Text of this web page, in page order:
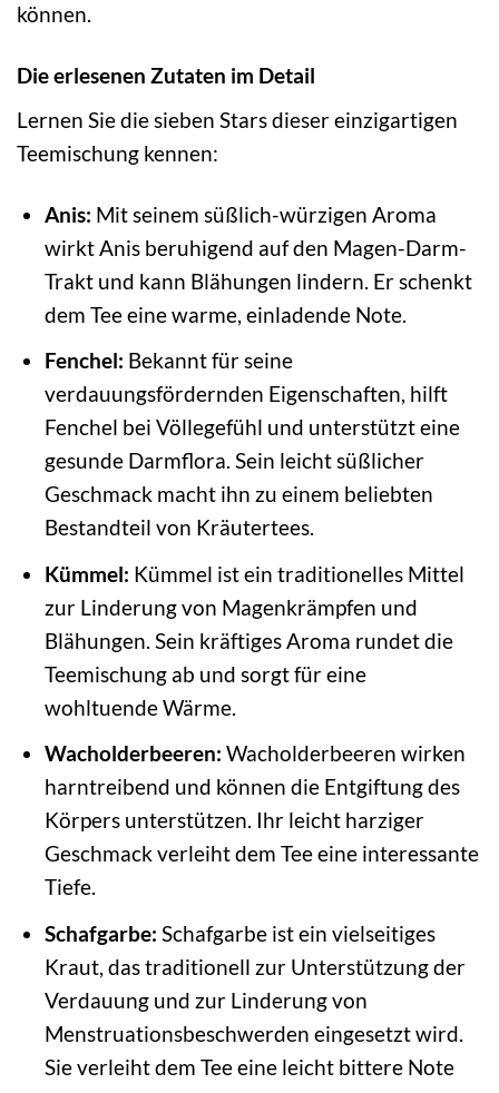
können.
Die erlesenen Zutaten im Detail
Lernen Sie die sieben Stars dieser einzigartigen
Teemischung kennen:
Anis: Mit seinem süßlich-würzigen Aroma
wirkt Anis beruhigend auf den Magen-Darm-
Trakt und kann Blähungen lindern. Er schenkt
dem Tee eine warme, einladende Note.
Fenchel: Bekannt für seine
verdauungsfördernden Eigenschaften, hilft
Fenchel bei Völlegefühl und unterstützt eine
gesunde Darmflora. Sein leicht süßlicher
Geschmack macht ihn zu einem beliebten
Bestandteil von Kräutertees.
Kümmel: Kümmel ist ein traditionelles Mittel
zur Linderung von Magenkrämpfen und
Blähungen. Sein kräftiges Aroma rundet die
Teemischung ab und sorgt für eine
wohltuende Wärme.
Wacholderbeeren: Wacholderbeeren wirken
harntreibend und können die Entgiftung des
Körpers unterstützen. Ihr leicht harziger
Geschmack verleiht dem Tee eine interessante
Tiefe.
Schafgarbe: Schafgarbe ist ein vielseitiges
Kraut, das traditionell zur Unterstützung der
Verdauung und zur Linderung von
Menstruationsbeschwerden eingesetzt wird.
Sie verleiht dem Tee eine leicht bittere Note